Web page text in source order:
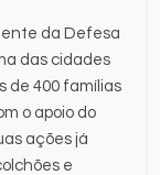
da Defesa
das cidades
de 400 famílias
o apoio do
ações já
e